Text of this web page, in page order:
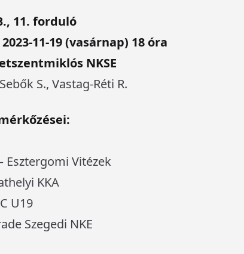
11. forduló
11-19 (vasárnap) 18 óra
NKSE
S., Vastag-Réti R.
Esztergomi Vitézek
KKA
U19
Szegedi NKE